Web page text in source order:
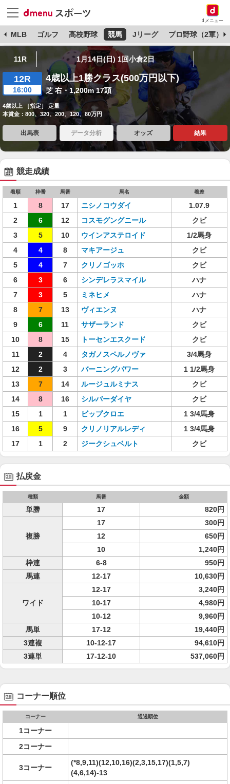
dメニュー
MLB ゴルフ 高校野球 競馬 Jリーグ プロ野球（2軍）
11R 1月14日(日) 1回小倉2日
12R
16:00
4歳以上1勝クラス(500万円以下)
芝 右・1,200m 17頭
4歳以上 ［指定］ 定量
本賞金：800、320、200、120、80万円
出馬表 データ分析 オッズ 結果
競走成績
着順 枠番 馬番 馬名 着差
1 8 17 ニシノコウダイ
1.07.9
2
6 12 コスモグングニール
クビ
3
5 10 ウインアステロイド
1/2馬身
4
4 8 マキアージュ
クビ
5
4 7 クリノゴッホ
クビ
6
3 6 シンデレラスマイル
ハナ
7
3 5 ミネヒメ
ハナ
8
7 13 ヴィエンヌ
ハナ
9
6 11 サザーランド
クビ
10
8 15 トーセンエスクード
クビ
11
2 4 タガノスペルノヴァ
3/4馬身
12
2 3 バーニングパワー
1 1/2馬身
13
7 14 ルージュルミナス
クビ
14
8 16 シルバーダイヤ
クビ
15
1 1 ビップクロエ
1 3/4馬身
16
5 9 クリノリアルレディ
1 3/4馬身
17
1 2 ジークシュベルト クビ
払戻金
種類 馬番 金額
単勝 17 820円
複勝
17
300円
12
650円
10
1,240円
枠連
6-8
950円
馬連
12-17 10,630円
ワイド
12-17
3,240円
10-17
4,980円
10-12
9,960円
馬単
17-12
19,440円
3連複
10-12-17
94,610円
3連単
17-12-10 537,060円
コーナー順位
コーナー 通過順位
1コーナー
2コーナー
3コーナー
(*8,9,11)(12,10,16)(2,3,15,17)(1,5,7)
(4,6,14)-13